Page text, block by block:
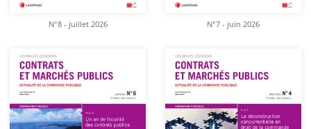
N°8 - juillet 2026 N°7 - juin 2026